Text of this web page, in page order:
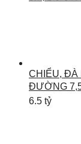
CHIỂU, ĐÀ
ĐƯỜNG
6.5 tỷ